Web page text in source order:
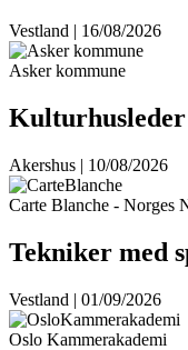
Vestland | 16/08/2026
Asker kommune
Kulturhusleder
Akershus | 10/08/2026
Carte Blanche - Norges
Tekniker med
Vestland | 01/09/2026
Oslo Kammerakademi